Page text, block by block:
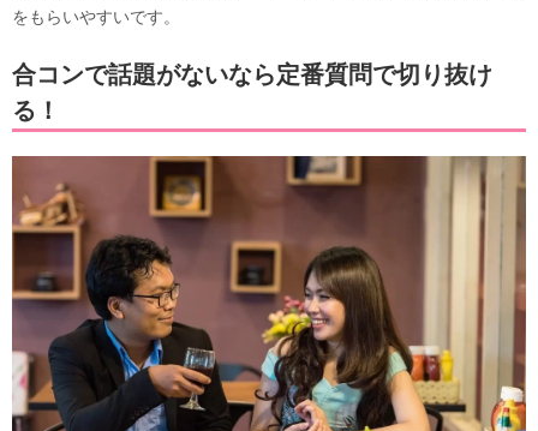
をもらいやすいです。
合コンで話題がないなら定番質問で切り抜け
る！